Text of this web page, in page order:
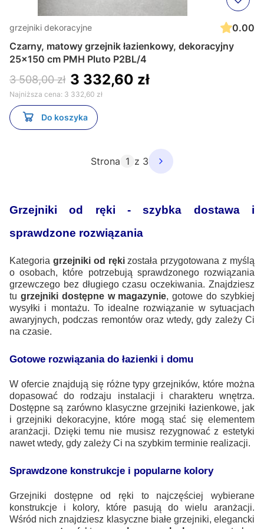
grzejniki dekoracyjne
0.00
Czarny, matowy grzejnik łazienkowy, dekoracyjny
25x150 cm PMH Pluto P2BL/4
3 508,00 zł 3 332,60 zł
Najniższa cena: 3 332,60 zł
Do koszyka
Strona z 3
Grzejniki od ręki - szybka dostawa i
sprawdzone rozwiązania
Kategoria grzejniki od rękizostała przygotowana z myślą
o osobach, które potrzebują sprawdzonego rozwiązania
grzewczego bez długiego czasu oczekiwania. Znajdziesz
tu grzejniki dostępne w magazynie, gotowe do szybkiej
wysyłki i montażu. To idealne rozwiązanie w sytuacjach
awaryjnych, podczas remontów oraz wtedy, gdy zależy Ci
na czasie.
Gotowe rozwiązania do łazienki i domu
W ofercie znajdują się różne typy grzejników, które można
dopasować do rodzaju instalacji i charakteru wnętrza.
Dostępne są zarówno klasyczne grzejniki łazienkowe, jak
i grzejniki dekoracyjne, które mogą stać się elementem
aranżacji. Dzięki temu nie musisz rezygnować z estetyki
nawet wtedy, gdy zależy Ci na szybkim terminie realizacji.
Sprawdzone konstrukcje i popularne kolory
Grzejniki dostępne od ręki to najczęściej wybierane
konstrukcje i kolory, które pasują do wielu aranżacji.
Wśród nich znajdziesz klasyczne białe grzejniki, elegancki